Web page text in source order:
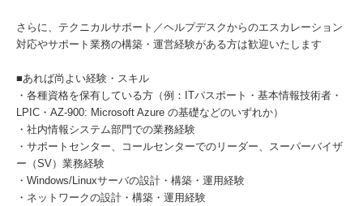
さらに、テクニカルサポート／ヘルプデスクからのエスカレーション
対応やサポート業務の構築・運営経験がある方は歓迎いたします
■あれば尚よい経験・スキル
・各種資格を保有している方（例：ITパスポート・基本情報技術者・
LPIC・AZ-900: Microsoft Azure の基礎などのいずれか）
・社内情報システム部門での業務経験
・サポートセンター、コールセンターでのリーダー、スーパーバイザ
ー（SV）業務経験
・Windows/Linuxサーバの設計・構築・運用経験
・ネットワークの設計・構築・運用経験